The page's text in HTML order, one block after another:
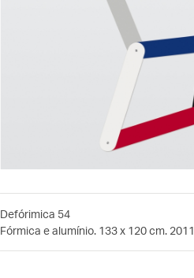
Defórimica 54
Fórmica e alumínio. 133 x 120 cm. 2011